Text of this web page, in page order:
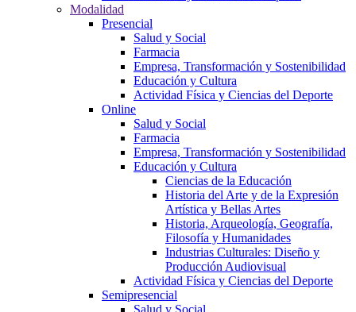
Modalidad
Presencial
Salud y Social
Farmacia
Empresa, Transformación y Sostenibilidad
Educación y Cultura
Actividad Física y Ciencias del Deporte
Online
Salud y Social
Farmacia
Empresa, Transformación y Sostenibilidad
Educación y Cultura
Ciencias de la Educación
Historia del Arte y de la Expresión
Artística y Bellas Artes
Historia, Arqueología, Geografía,
Filosofía y Humanidades
Industrias Culturales: Diseño y
Producción Audiovisual
Actividad Física y Ciencias del Deporte
Semipresencial
Salud y Social